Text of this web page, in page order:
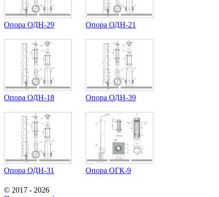
Опора ОДН-29 Опора ОДН-21
Опора ОДН-18 Опора ОДН-39
Опора ОДН-31 Опора ОГК-9
© 2017 - 2026